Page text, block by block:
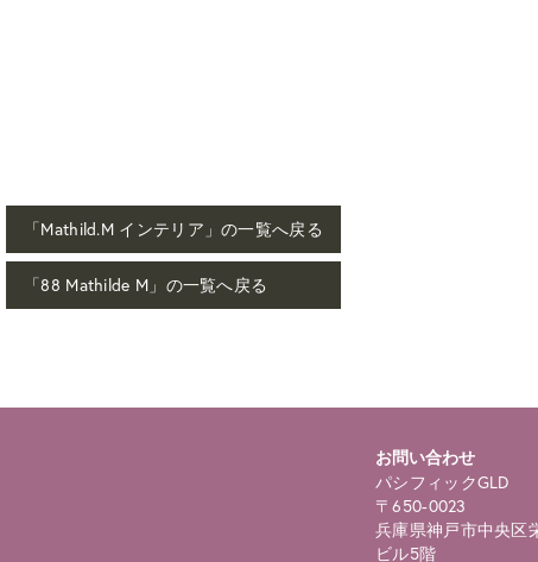
「Mathild.M インテリア」の一覧へ戻る
「88 Mathilde M」の一覧へ戻る
お問い合わせ
パシフィックGLD
〒650-0023
兵庫県神戸市中央区
ビル5階